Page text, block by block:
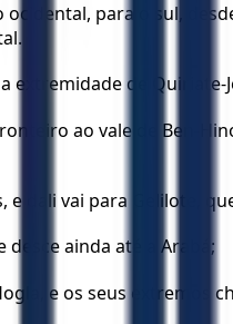
para o sul,
extremidade de
ao vale de Ben-
e dali vai para Gelilote,
desce ainda até a Arabá;
e os seus